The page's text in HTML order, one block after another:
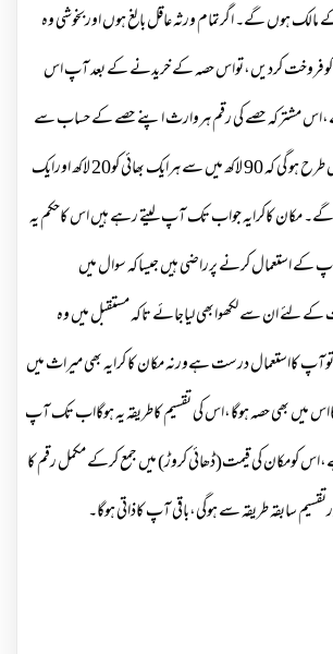
ہوں گے۔ اگرتمام ورثہ عاقل بالغ ہوں اوربخوشی وہ
کوفروخت کردیں،تواس حصہ کے خریدنے کے بعد آپ اس
مشترکہ حصے کی رقم ہروارث اپنے حصے کے حساب سے
لے گا۔ میراث کی تقسیم اس طرح ہو گی کہ 90 لاکھ میں سے ہرایک بھائی کو20 لاکھ اورایک
ملیں گے۔ مکان کاکرایہ جواب تک آپ لیتے رہے ہیں اس کاحکم یہ
استعمال کرنے پرراضی ہیں جیساکہ سوال میں
لئے ان سے لکھوابھی لیاجائے تاکہ مستقبل میں وہ
کااستعمال درست ہےورنہ مکان کا کرایہ بھی میراث میں
میں بھی حصہ ہوگا،اس کی تقسیم کاطریقہ یہ ہوگااب تک آپ
کومکان کی قیمت(ڈھائی کروڑ) میں جمع کرکے مکمل رقم کا